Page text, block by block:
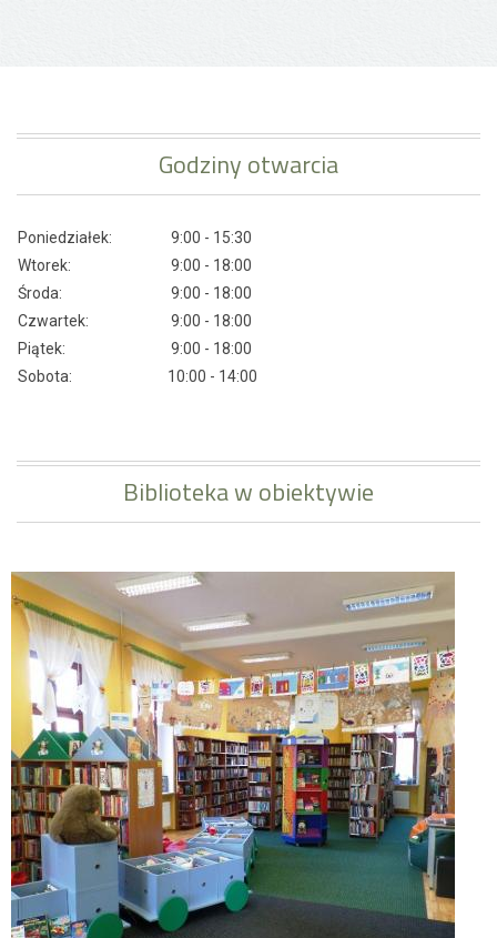
Godziny otwarcia
Poniedziałek:
9:00 - 15:30
Wtorek:
9:00 - 18:00
Środa:
9:00 - 18:00
Czwartek:
9:00 - 18:00
Piątek:
9:00 - 18:00
Sobota:
10:00 - 14:00
Biblioteka w obiektywie